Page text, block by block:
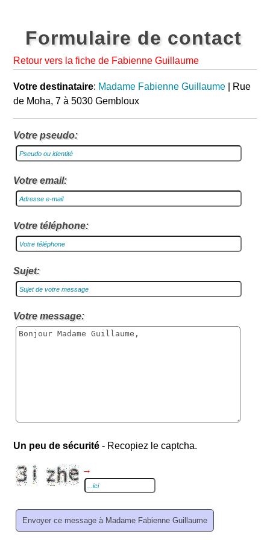
Formulaire de contact
Retour vers la fiche de Fabienne Guillaume
Votre destinataire: Madame Fabienne Guillaume | Rue
de Moha, 7 à 5030 Gembloux
Votre pseudo:
Votre email:
Votre téléphone:
Sujet:
Votre message:
Un peu de sécurité - Recopiez le captcha.
→